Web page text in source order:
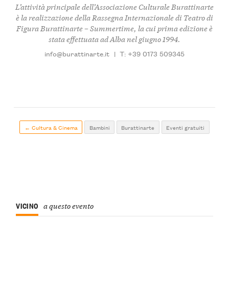
L’attività principale dell’Associazione Culturale Burattinarte
è la realizzazione della Rassegna Internazionale di Teatro di
FiguraBurattinarte – Summertime, la cui prima edizione è
stata effettuata ad Alba nel giugno 1994.
info@burattinarte.it | T: +39 0173 509345
← Cultura & Cinema Bambini Burattinarte Eventi gratuiti
VICINO a questo evento